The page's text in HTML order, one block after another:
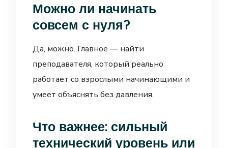
Можно ли начинать
совсем с нуля?
Да, можно. Главное — найти
преподавателя, который реально
работает со взрослыми начинающими и
умеет объяснять без давления.
Что важнее: сильный
технический уровень или